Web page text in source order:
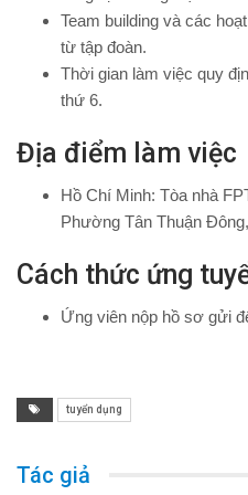
Team building và các
từ tập đoàn.
Thời gian làm việc quy
thứ 6.
Địa điểm làm việc
Hồ Chí Minh: Tòa nhà
Phường Tân Thuận
Cách thức ứng
Ứng viên nộp hồ sơ gửi
tuyển dụng
Tác giả